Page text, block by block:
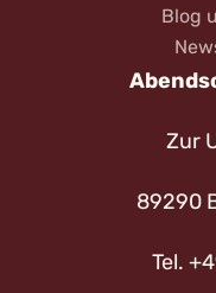
Blog
Zur
89290
Tel.